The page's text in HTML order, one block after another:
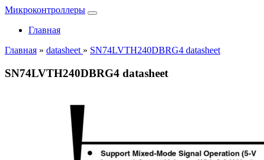
Микроконтроллеры
Главная
Главная » datasheet » SN74LVTH240DBRG4 datasheet
SN74LVTH240DBRG4 datasheet